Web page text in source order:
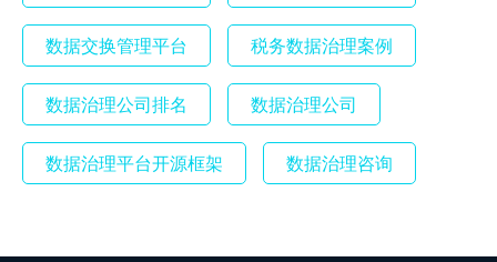
数据交换管理平台 税务数据治理案例
数据治理公司排名 数据治理公司
数据治理平台开源框架 数据治理咨询